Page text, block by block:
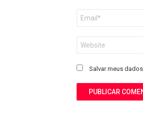
mail
*
Salvar meus